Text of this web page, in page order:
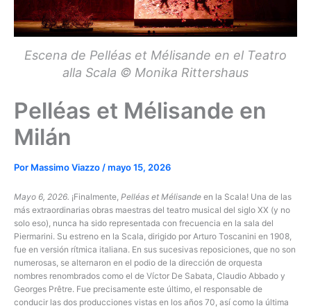
Escena de Pelléas et Mélisande en el Teatro
alla Scala © Monika Rittershaus
Pelléas et Mélisande en
Milán
Por Massimo Viazzo /mayo 15, 2026
Mayo 6, 2026. ¡Finalmente, Pelléas et Mélisande en la Scala! Una de las
más extraordinarias obras maestras del teatro musical del siglo XX (y no
solo eso), nunca ha sido representada con frecuencia en la sala del
Piermarini. Su estreno en la Scala, dirigido por Arturo Toscanini en 1908,
fue en versión rítmica italiana. En sus sucesivas reposiciones, que no son
numerosas, se alternaron en el podio de la dirección de orquesta
nombres renombrados como el de Víctor De Sabata, Claudio Abbado y
Georges Prêtre. Fue precisamente este último, el responsable de
conducir las dos producciones vistas en los años 70, así como la última